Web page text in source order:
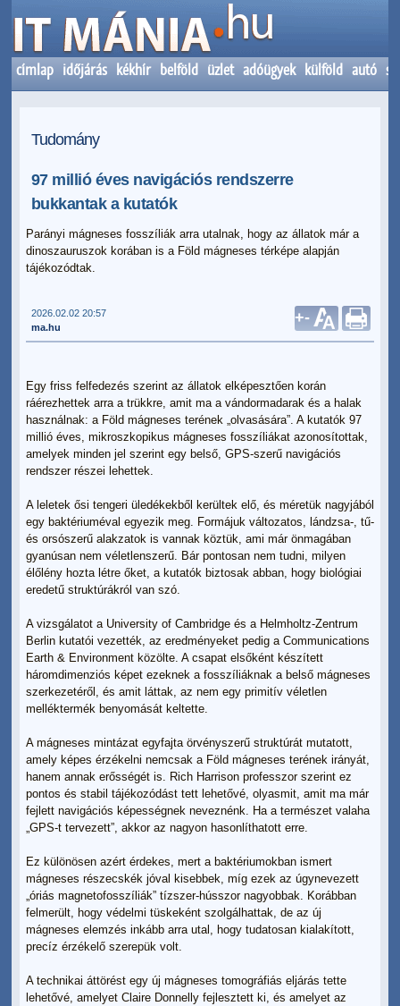
címlap időjárás kékhír belföld üzlet adóügyek külföld autó
Tudomány
97 millió éves navigációs rendszerre
bukkantak a kutatók
Parányi mágneses fosszíliák arra utalnak, hogy az állatok már a
dinoszauruszok korában is a Föld mágneses térképe alapján
tájékozódtak.
2026.02.02 20:57
ma.hu
+-
Egy friss felfedezés szerint az állatok elképesztően korán
ráérezhettek arra a trükkre, amit ma a vándormadarak és a halak
használnak: a Föld mágneses terének „olvasására”. A kutatók 97
millió éves, mikroszkopikus mágneses fosszíliákat azonosítottak,
amelyek minden jel szerint egy belső, GPS-szerű navigációs
rendszer részei lehettek.
A leletek ősi tengeri üledékekből kerültek elő, és méretük nagyjából
egy baktériuméval egyezik meg. Formájuk változatos, lándzsa-, tű-
és orsószerű alakzatok is vannak köztük, ami már önmagában
gyanúsan nem véletlenszerű. Bár pontosan nem tudni, milyen
élőlény hozta létre őket, a kutatók biztosak abban, hogy biológiai
eredetű struktúrákról van szó.
A vizsgálatot a University of Cambridge és a Helmholtz-Zentrum
Berlin kutatói vezették, az eredményeket pedig a Communications
Earth & Environment közölte. A csapat elsőként készített
háromdimenziós képet ezeknek a fosszíliáknak a belső mágneses
szerkezetéről, és amit láttak, az nem egy primitív véletlen
melléktermék benyomását keltette.
A mágneses mintázat egyfajta örvényszerű struktúrát mutatott,
amely képes érzékelni nemcsak a Föld mágneses terének irányát,
hanem annak erősségét is. Rich Harrison professzor szerint ez
pontos és stabil tájékozódást tett lehetővé, olyasmit, amit ma már
fejlett navigációs képességnek neveznénk. Ha a természet valaha
„GPS-t tervezett”, akkor az nagyon hasonlíthatott erre.
Ez különösen azért érdekes, mert a baktériumokban ismert
mágneses részecskék jóval kisebbek, míg ezek az úgynevezett
„óriás magnetofosszíliák” tízszer-hússzor nagyobbak. Korábban
felmerült, hogy védelmi tüskeként szolgálhattak, de az új
mágneses elemzés inkább arra utal, hogy tudatosan kialakított,
precíz érzékelő szerepük volt.
A technikai áttörést egy új mágneses tomográfiás eljárás tette
lehetővé, amelyet Claire Donnelly fejlesztett ki, és amelyet az